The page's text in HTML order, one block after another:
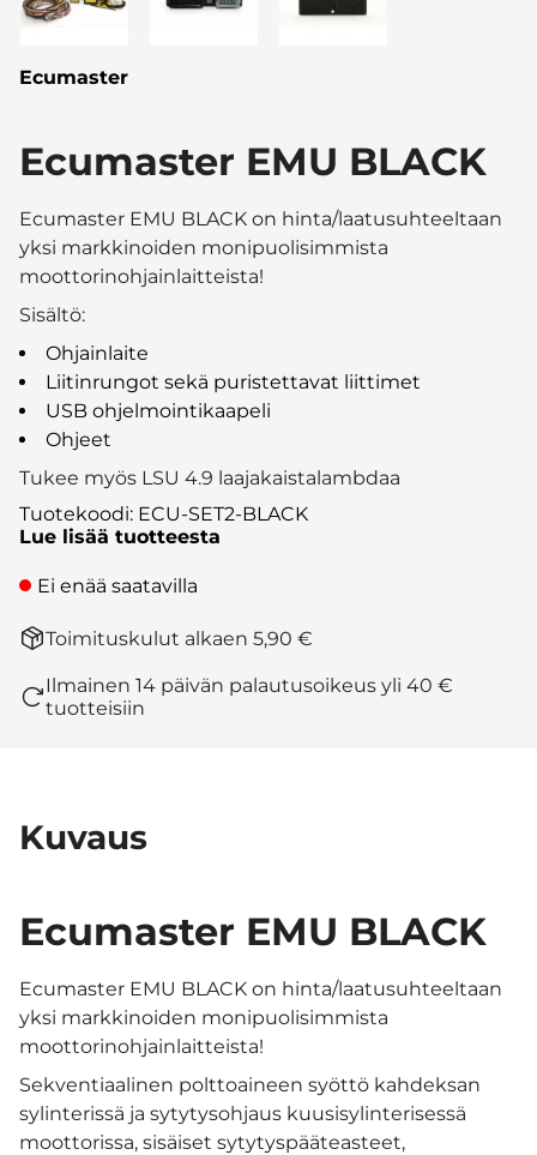
Ecumaster
Ecumaster EMU BLACK
Ecumaster EMU BLACK on hinta/laatusuhteeltaan
yksi markkinoiden monipuolisimmista
moottorinohjainlaitteista!
Sisältö:
Ohjainlaite
Liitinrungot sekä puristettavat liittimet
USB ohjelmointikaapeli
Ohjeet
Tukee myös LSU 4.9 laajakaistalambdaa
Tuotekoodi: ECU-SET2-BLACK
Lue lisää tuotteesta
Ei enää saatavilla
Toimituskulut alkaen 5,90 €
Ilmainen 14 päivän palautusoikeus yli 40 €
tuotteisiin
Kuvaus
Ecumaster EMU BLACK
Ecumaster EMU BLACK on hinta/laatusuhteeltaan
yksi markkinoiden monipuolisimmista
moottorinohjainlaitteista!
Sekventiaalinen polttoaineen syöttö kahdeksan
sylinterissä ja sytytysohjaus kuusisylinterisessä
moottorissa, sisäiset sytytyspääteasteet,